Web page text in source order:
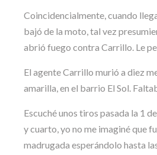
Coincidencialmente, cuando
bajó de la moto, tal vez
abrió fuego contra Carrillo. Le
El agente Carrillo murió a diez
amarilla, en el barrio El Sol.
Escuché unos tiros pasada la 1
y cuarto, yo no me imaginé que
madrugada esperándolo hasta